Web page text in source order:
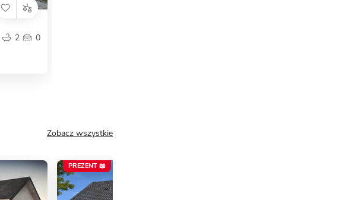
2 0
Zobacz wszystkie
PREZENT 📖